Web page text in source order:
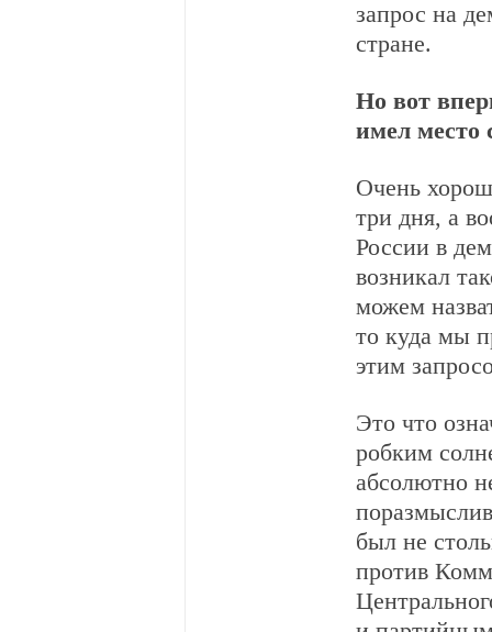
запрос на
стране.
Но вот
имел место
Очень
три дня, а
России в
возникал
можем
то куда мы
этим
Это что
робким
абсолютно
был не
против